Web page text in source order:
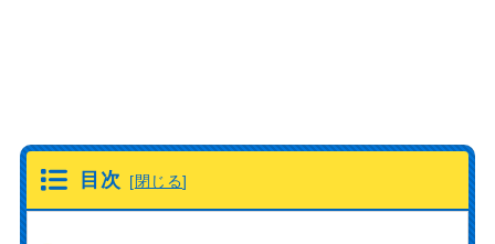
目次 [閉じる]